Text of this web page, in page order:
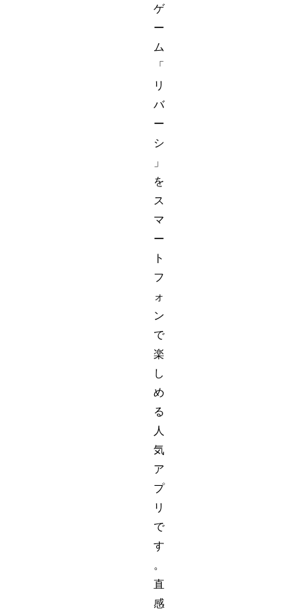
ゲ
ー
ム
「
リ
バ
ー
シ
」
を
ス
マ
ー
ト
フ
ォ
ン
で
楽
し
め
る
人
気
ア
プ
リ
で
す
。
直
感